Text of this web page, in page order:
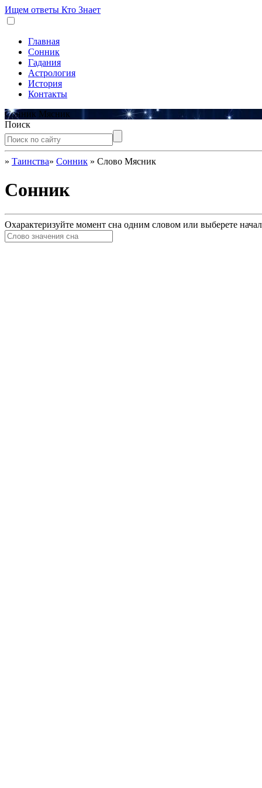
Ищем ответы Кто Знает
Главная
Сонник
Гадания
Астрология
История
Контакты
Сонник Мясник
Поиск
» Таинства» Сонник » Слово Мясник
Сонник
Охарактеризуйте момент сна одним словом или выберете